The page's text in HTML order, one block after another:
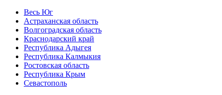
Весь Юг
Астраханская область
Волгоградская область
Краснодарский край
Республика Адыгея
Республика Калмыкия
Ростовская область
Республика Крым
Севастополь